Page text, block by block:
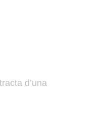
d’una